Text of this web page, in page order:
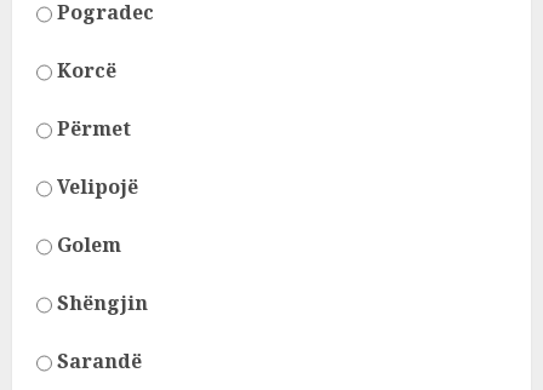
Pogradec
Korcë
Përmet
Velipojë
Golem
Shëngjin
Sarandë